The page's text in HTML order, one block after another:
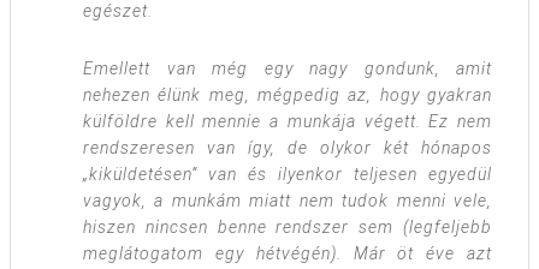
egészet.
Emellett van még egy nagy gondunk, amit
nehezen élünk meg, mégpedig az, hogy gyakran
külföldre kell mennie a munkája végett. Ez nem
rendszeresen van így, de olykor két hónapos
„kiküldetésen” van és ilyenkor teljesen egyedül
vagyok, a munkám miatt nem tudok menni vele,
hiszen nincsen benne rendszer sem (legfeljebb
meglátogatom egy hétvégén). Már öt éve azt